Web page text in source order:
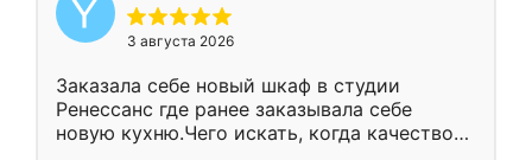
3 августа 2026
Заказала себе новый шкаф в студии
Ренессанс где ранее заказывала себе
новую кухню.Чего искать, когда качеством